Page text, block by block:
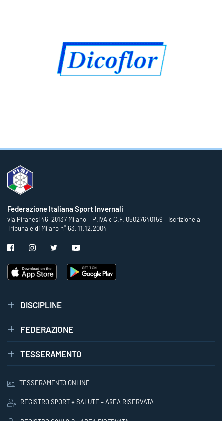
Federazione Italiana Sport Invernali
via Piranesi 46, 20137 Milano – P.IVA e C.F. 05027640159 – Iscrizione al
Tribunale di Milano n° 63, 11.12.2004
DISCIPLINE
FEDERAZIONE
TESSERAMENTO
TESSERAMENTO ONLINE
REGISTRO SPORT e SALUTE – AREA RISERVATA